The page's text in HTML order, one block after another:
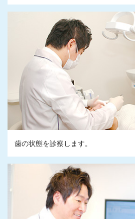
歯の状態を診察します。